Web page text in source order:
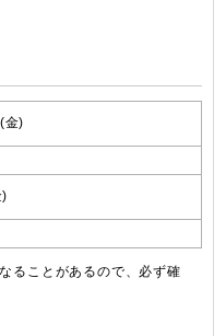
金)
ることがあるので、必ず確